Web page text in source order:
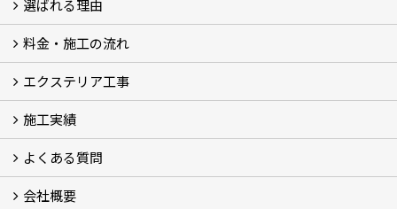
選ばれる理由
選ばれる理由
料金・施工の流れ
料金
施工の流れ
エクステリア工事
エクステリア工事
施工実績
フォトギャラリー
メディア紹介・掲載
お客様の声
よくある質問
よくある質問
会社概要